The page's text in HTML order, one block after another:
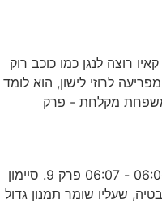
- פרק 7 06:09 - 06:22 פרק 7. קאיו רוצה לנגן כמו כוכב רוק
לרוזי לישון, הוא לומד
משפחת מקלחת - פרק
סימון עונה 4 - סופר ארנב - פרק 9 06:00 - 06:07 פרק 9. סיימון
שעליו שומר תמנון גדול